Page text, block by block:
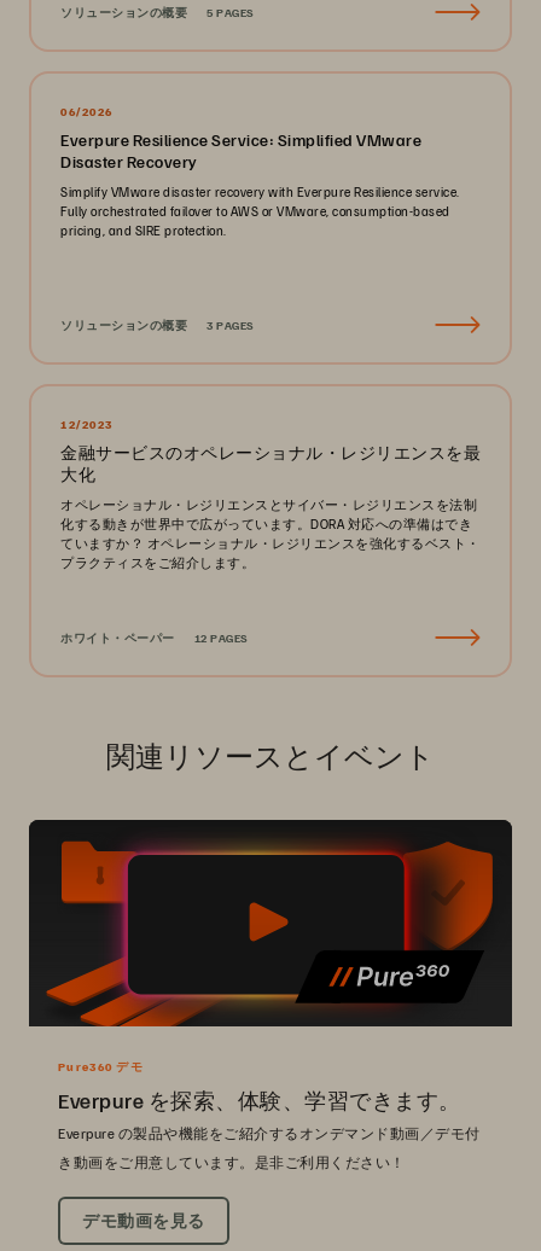
ソリューションの概要 5 PAGES
06/2026
Everpure Resilience Service: Simplified VMware
Disaster Recovery
Simplify VMware disaster recovery with Everpure Resilience service.
Fully orchestrated failover to AWS or VMware, consumption-based
pricing, and SIRE protection.
ソリューションの概要 3 PAGES
12/2023
金融サービスのオペレーショナル・レジリエンスを最
大化
オペレーショナル・レジリエンスとサイバー・レジリエンスを法制
化する動きが世界中で広がっています。DORA 対応への準備はでき
ていますか？ オペレーショナル・レジリエンスを強化するベスト・
プラクティスをご紹介します。
ホワイト・ペーパー 12 PAGES
関連リソースとイベント
Pure360 デモ
Everpure を探索、体験、学習できます。
Everpure の製品や機能をご紹介するオンデマンド動画／デモ付
き動画をご用意しています。是非ご利用ください！
デモ動画を見る